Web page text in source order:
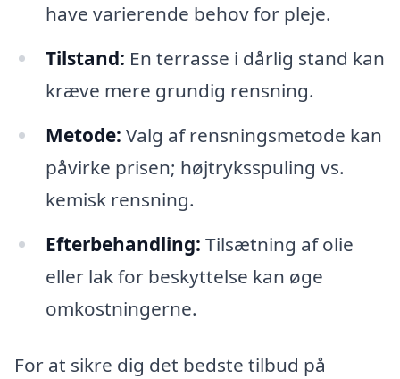
have varierende behov for pleje.
Tilstand: En terrasse i dårlig stand kan
kræve mere grundig rensning.
Metode: Valg af rensningsmetode kan
påvirke prisen; højtryksspuling vs.
kemisk rensning.
Efterbehandling: Tilsætning af olie
eller lak for beskyttelse kan øge
omkostningerne.
For at sikre dig det bedste tilbud på